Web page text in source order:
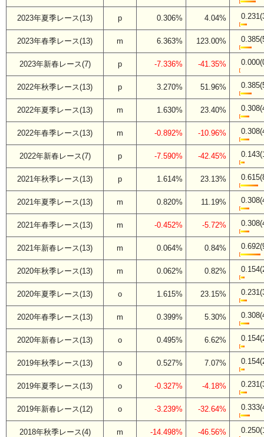
2023年夏季レース(13) p 0.306% 4.04%
2023年春季レース(13) m 6.363% 123.00%
2023年新春レース(7) p -7.336% -41.35%
2022年秋季レース(13) p 3.270% 51.96%
2022年夏季レース(13) m 1.630% 23.40%
2022年春季レース(13) m -0.892% -10.96%
2022年新春レース(7) p -7.590% -42.45%
2021年秋季レース(13) p 1.614% 23.13%
2021年夏季レース(13) m 0.820% 11.19%
2021年春季レース(13) m -0.452% -5.72%
2021年新春レース(13) m 0.064% 0.84%
2020年秋季レース(13) m 0.062% 0.82%
2020年夏季レース(13) o 1.615% 23.15%
2020年春季レース(13) m 0.399% 5.30%
2020年新春レース(13) o 0.495% 6.62%
2019年秋季レース(13) o 0.527% 7.07%
2019年夏季レース(13) o -0.327% -4.18%
2019年新春レース(12) o -3.239% -32.64%
2018年秋季レース(4) m -14.498% -46.56%